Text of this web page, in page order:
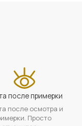
после примерки
после осмотра и
Просто